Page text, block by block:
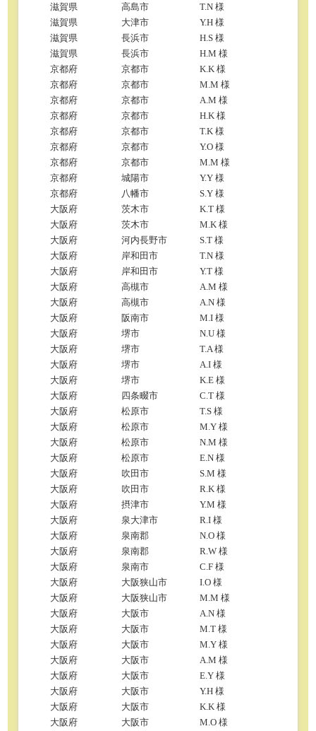
滋賀県
高島市
T.N 様
滋賀県
大津市
Y.H 様
滋賀県
長浜市
H.S 様
滋賀県
長浜市
H.M 様
京都府
京都市
K.K 様
京都府
京都市
M.M 様
京都府
京都市
A.M 様
京都府
京都市
H.K 様
京都府
京都市
T.K 様
京都府
京都市
Y.O 様
京都府
京都市
M.M 様
京都府
城陽市
Y.Y 様
京都府
八幡市
S.Y 様
大阪府
茨木市
K.T 様
大阪府
茨木市
M.K 様
大阪府
河内長野市
S.T 様
大阪府
岸和田市
T.N 様
大阪府
岸和田市
Y.T 様
大阪府
高槻市
A.M 様
大阪府
高槻市
A.N 様
大阪府
阪南市
M.I 様
大阪府
堺市
N.U 様
大阪府
堺市
T.A 様
大阪府
堺市
A.I 様
大阪府
堺市
K.E 様
大阪府
四条畷市
C.T 様
大阪府
松原市
T.S 様
大阪府
松原市
M.Y 様
大阪府
松原市
N.M 様
大阪府
松原市
E.N 様
大阪府
吹田市
S.M 様
大阪府
吹田市
R.K 様
大阪府
摂津市
Y.M 様
大阪府
泉大津市
R.I 様
大阪府
泉南郡
N.O 様
大阪府
泉南郡
R.W 様
大阪府
泉南市
C.F 様
大阪府
大阪狭山市
I.O 様
大阪府
大阪狭山市
M.M 様
大阪府
大阪市
A.N 様
大阪府
大阪市
M.T 様
大阪府
大阪市
M.Y 様
大阪府
大阪市
A.M 様
大阪府
大阪市
E.Y 様
大阪府
大阪市
Y.H 様
大阪府
大阪市
K.K 様
大阪府
大阪市
M.O 様